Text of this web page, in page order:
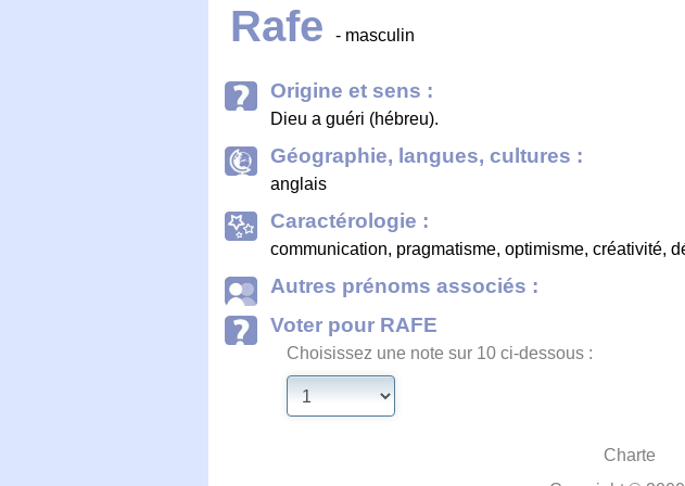
Rafe - masculin
Origine et sens :
Dieu a guéri (hébreu).
Géographie, langues, cultures :
anglais
Caractérologie :
communication, pragmatisme, optimisme, créativité,
Autres prénoms associés :
Voter pour RAFE
Choisissez une note sur 10 ci-dessous :
Charte